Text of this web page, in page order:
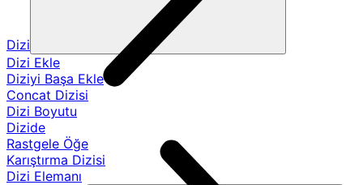
Dizi
Dizi Ekle
Diziyi Başa Ekle
Concat Dizisi
Dizi Boyutu
Dizide
Rastgele Öğe
Karıştırma Dizisi
Dizi Elemanı